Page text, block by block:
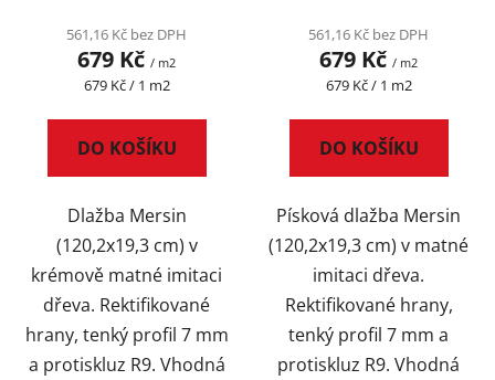
561,16 Kč bez DPH
679 Kč / m2
Měrná
679 Kč / 1 m2
DO KOŠÍKU
Dlažba Mersin
(120,2x19,3 cm) v
krémově matné imitaci
dřeva. Rektifikované
hrany, tenký profil 7 mm
a protiskluz R9. Vhodná
561,16 Kč bez DPH
679 Kč / m2
Měrná
679 Kč / 1 m2
DO KOŠÍKU
Písková dlažba Mersin
(120,2x19,3 cm) v matné
imitaci dřeva.
Rektifikované hrany,
tenký profil 7 mm a
protiskluz R9. Vhodná